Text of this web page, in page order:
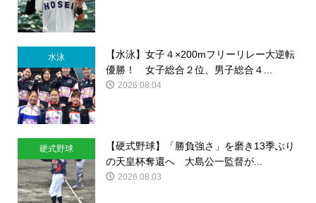
水泳
【水泳】女子４×200mフリーリレー大逆転
優勝！ 女子総合２位、男子総合４...
2026.08.04
硬式野球
【硬式野球】「勝負強さ」を磨き13季ぶり
の天皇杯奪還へ 大島公一監督が...
2026.08.03